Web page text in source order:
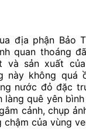
địa phận Bảo
quan thoáng
và sản xuất
này không quá
nước đỏ đặc
làng quê yên
cảnh, chụp
chậm của vùng